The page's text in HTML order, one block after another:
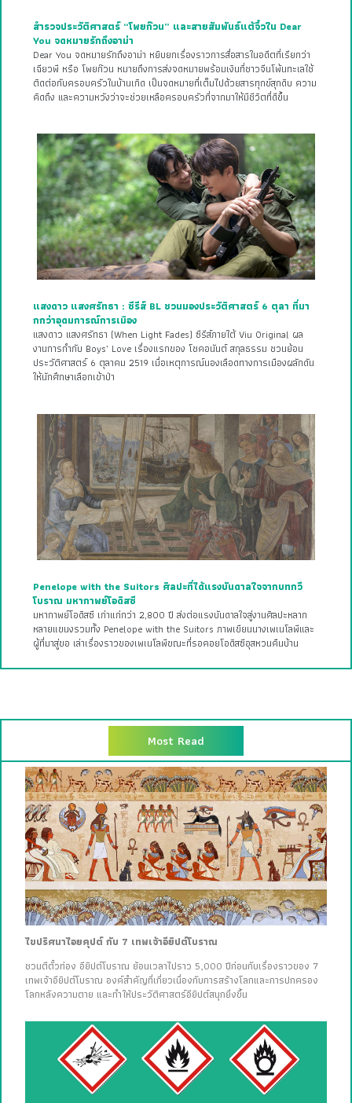
สำรวจประวัติศาสตร์ “โพยก๊วน” และสายสัมพันธ์แต้จิ๋วใน Dear
You จดหมายรักถึงอาม่า
Dear You จดหมายรักถึงอาม่า หยิบยกเรื่องราวการสื่อสารในอดีตที่เรียกว่า
เฉียวพี หรือ โพยก๊วน หมายถึงการส่งจดหมายพร้อมเงินที่ชาวจีนโพ้นทะเลใช้
ติดต่อกับครอบครัวในบ้านเกิด เป็นจดหมายที่เต็มไปด้วยสารทุกข์สุกดิบ ความ
คิดถึง และความหวังว่าจะช่วยเหลือครอบครัวที่จากมาให้มีชีวิตที่ดีขึ้น
แสงดาว แสงศรัทธา : ซีรีส์ BL ชวนมองประวัติศาสตร์ 6 ตุลา ที่มา
กกว่าอุดมการณ์การเมือง
แสงดาว แสงศรัทธา (When Light Fades) ซีรีส์ภายใต้ Viu Original ผล
งานการกำกับ Boys’ Love เรื่องแรกของ โชคอนันต์ สกุลธรรม ชวนย้อน
ประวัติศาสตร์ 6 ตุลาคม 2519 เมื่อเหตุการณ์นองเลือดทางการเมืองผลักดัน
ให้นักศึกษาเลือกเข้าป่า
Penelope with the Suitors ศิลปะที่ได้แรงบันดาลใจจากบทกวี
โบราณ มหากาพย์โอดิสซี
มหากาพย์โอดิสซี เก่าแก่กว่า 2,800 ปี ส่งต่อแรงบันดาลใจสู่งานศิลปะหลาก
หลายแขนงรวมทั้ง Penelope with the Suitors ภาพเขียนนางเพเนโลพีและ
ผู้ที่มาสู่ขอ เล่าเรื่องราวของเพเนโลพีขณะที่รอคอยโอดิสซีอุสหวนคืนบ้าน
Most Read
ไขปริศนาไอยคุปต์ กับ 7 เทพเจ้าอียิปต์โบราณ
ชวนตีตั๋วท่อง อียิปต์โบราณ ย้อนเวลาไปราว 5,000 ปีก่อนกับเรื่องราวของ 7
เทพเจ้าอียิปต์โบราณ องค์สำคัญที่เกี่ยวเนื่องกับการสร้างโลกและการปกครอง
โลกหลังความตาย และทำให้ประวัติศาสตร์อียิปต์สนุกยิ่งขึ้น